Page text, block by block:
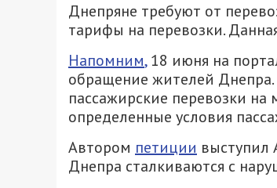
Днепряне требуют от
тарифы на перевозки.
Напомним,18 июня на
обращение жителей
пассажирские перевозки
определенные условия
Автором петиции выступил
Днепра сталкиваются с